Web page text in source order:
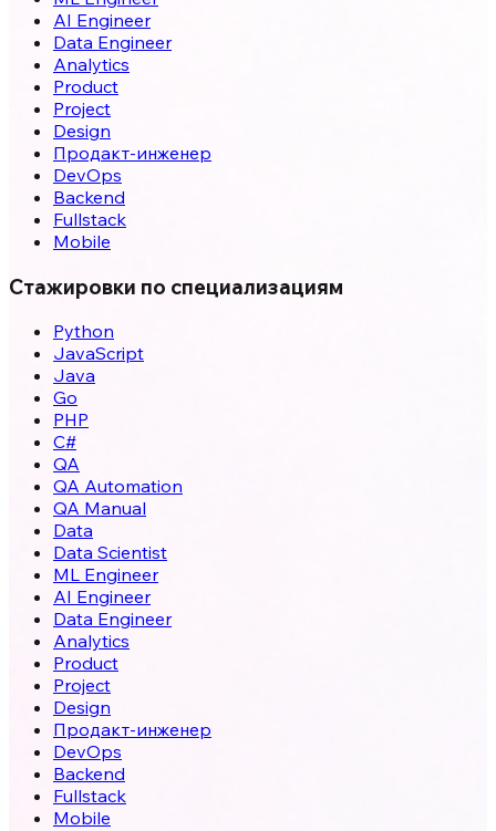
AI Engineer
Data Engineer
Analytics
Product
Project
Design
Продакт-инженер
DevOps
Backend
Fullstack
Mobile
Стажировки по специализациям
Python
JavaScript
Java
Go
PHP
C#
QA
QA Automation
QA Manual
Data
Data Scientist
ML Engineer
AI Engineer
Data Engineer
Analytics
Product
Project
Design
Продакт-инженер
DevOps
Backend
Fullstack
Mobile